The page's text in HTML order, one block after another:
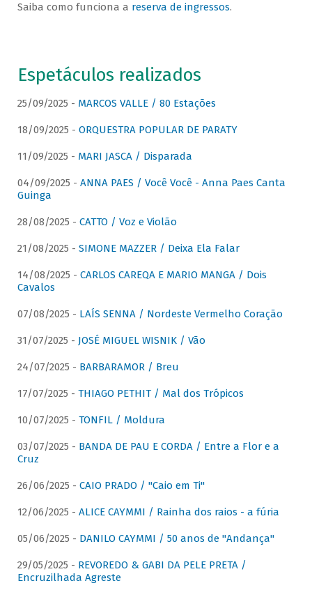
Saiba como funciona a reserva de ingressos.
Espetáculos realizados
25/09/2025 - MARCOS VALLE / 80 Estações
18/09/2025 - ORQUESTRA POPULAR DE PARATY
11/09/2025 - MARI JASCA / Disparada
04/09/2025 - ANNA PAES / Você Você - Anna Paes Canta
Guinga
28/08/2025 - CATTO / Voz e Violão
21/08/2025 - SIMONE MAZZER / Deixa Ela Falar
14/08/2025 - CARLOS CAREQA E MARIO MANGA / Dois
Cavalos
07/08/2025 - LAÍS SENNA / Nordeste Vermelho Coração
31/07/2025 - JOSÉ MIGUEL WISNIK / Vão
24/07/2025 - BARBARAMOR / Breu
17/07/2025 - THIAGO PETHIT / Mal dos Trópicos
10/07/2025 - TONFIL / Moldura
03/07/2025 - BANDA DE PAU E CORDA / Entre a Flor e a
Cruz
26/06/2025 - CAIO PRADO / "Caio em Ti"
12/06/2025 - ALICE CAYMMI / Rainha dos raios - a fúria
05/06/2025 - DANILO CAYMMI / 50 anos de "Andança"
29/05/2025 - REVOREDO & GABI DA PELE PRETA /
Encruzilhada Agreste